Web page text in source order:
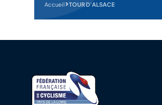
Accueil TOUR D’ALSACE